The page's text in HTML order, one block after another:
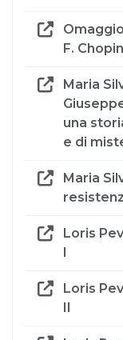
F.
Maria
una
e di
Maria
Loris
Loris